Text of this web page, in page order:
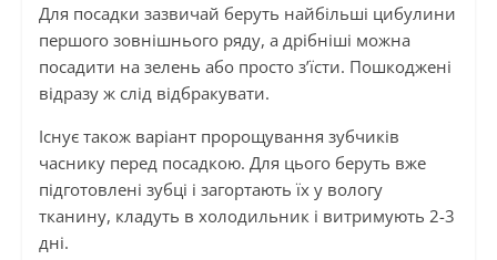
Для посадки зазвичай беруть найбільші цибулини
першого зовнішнього ряду, а дрібніші можна
посадити на зелень або просто з’їсти. Пошкоджені
відразу ж слід відбракувати.
Існує також варіант пророщування зубчиків
часнику перед посадкою. Для цього беруть вже
підготовлені зубці і загортають їх у вологу
тканину, кладуть в холодильник і витримують 2-3
дні.